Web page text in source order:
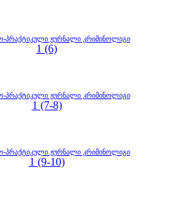
პრაქტიკული ჟურნალი კრიმინოლიგი
1 (6)
პრაქტიკული ჟურნალი კრიმინოლიგი
1 (7-8)
პრაქტიკული ჟურნალი კრიმინოლიგი
1 (9-10)